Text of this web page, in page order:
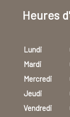
Heures
Lundi
Mardi
Mercredi
Jeudi
Vendredi